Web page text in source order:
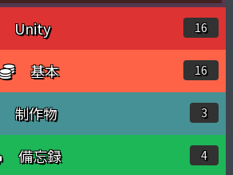
Unity 16
基本 16
制作物 3
備忘録 4